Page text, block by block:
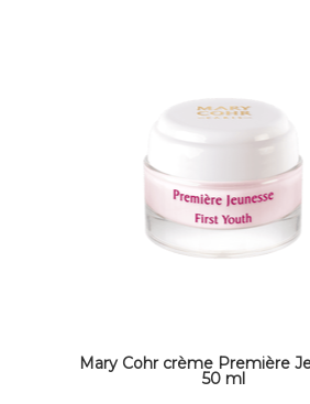
Mary Cohr crème Première
50 ml